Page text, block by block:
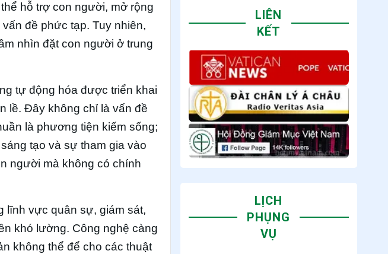
hỗ trợ con người, mở rộng
đề phức tạp. Tuy nhiên,
nhìn đặt con người ở trung
tự động hóa được triển khai
lề. Đây không chỉ là vấn đề
là phương tiện kiếm sống;
tạo và sự tham gia vào
người mà không có chính
lĩnh vực quân sự, giám sát,
khó lường. Công nghệ càng
không thể để cho các thuật
LIÊN
KẾT
LỊCH
PHỤNG
VỤ